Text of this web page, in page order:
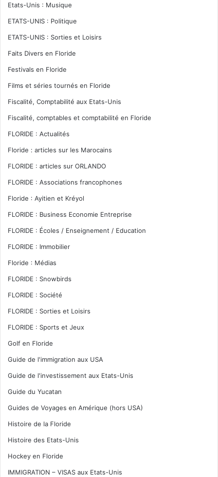
Etats-Unis : Musique
ETATS-UNIS : Politique
ETATS-UNIS : Sorties et Loisirs
Faits Divers en Floride
Festivals en Floride
Films et séries tournés en Floride
Fiscalité, Comptabilité aux Etats-Unis
Fiscalité, comptables et comptabilité en Floride
FLORIDE : Actualités
Floride : articles sur les Marocains
FLORIDE : articles sur ORLANDO
FLORIDE : Associations francophones
Floride : Ayitien et Kréyol
FLORIDE : Business Economie Entreprise
FLORIDE : Écoles / Enseignement / Education
FLORIDE : Immobilier
Floride : Médias
FLORIDE : Snowbirds
FLORIDE : Société
FLORIDE : Sorties et Loisirs
FLORIDE : Sports et Jeux
Golf en Floride
Guide de l'immigration aux USA
Guide de l'investissement aux Etats-Unis
Guide du Yucatan
Guides de Voyages en Amérique (hors USA)
Histoire de la Floride
Histoire des Etats-Unis
Hockey en Floride
IMMIGRATION – VISAS aux Etats-Unis